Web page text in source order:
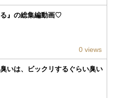
』の総集編動画♡
0 views
いは、ビックリするぐらい臭い